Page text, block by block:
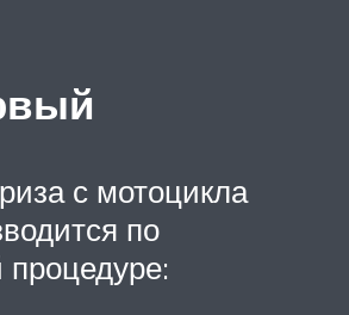
с мотоцикла
по
процедуре: